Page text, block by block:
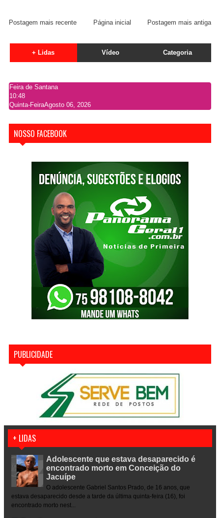
Postagem mais recente Postagem mais antiga
Página inicial
+ Lidas Vídeo Categoria
Feira de Santana
10:48
Quinta-FeiraAgosto 06, 2026
NOSSO FACEBOOK
PUBLICIDADE
+ LIDAS
Adolescente que estava desaparecido é
encontrado morto em Conceição do
Jacuípe
O adolescente Gabriel Santos Prado, de 16 anos, que
estava desaparecido desde a tarde da última quinta-feira (16), foi
encontrado morto nest...